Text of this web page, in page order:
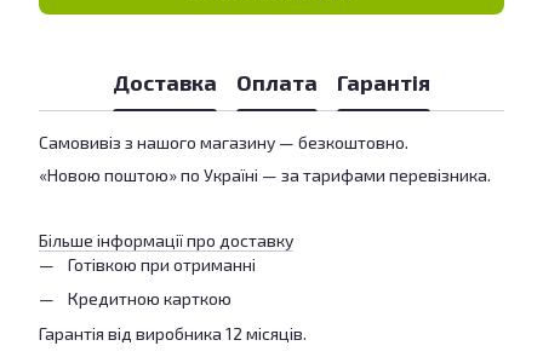
Доставка Оплата Гарантія
Самовивіз з нашого магазину — безкоштовно.
«Новою поштою» по Україні — за тарифами перевізника.
Більше інформації про доставку
Готівкою при отриманні
Кредитною карткою
Гарантія від виробника 12 місяців.